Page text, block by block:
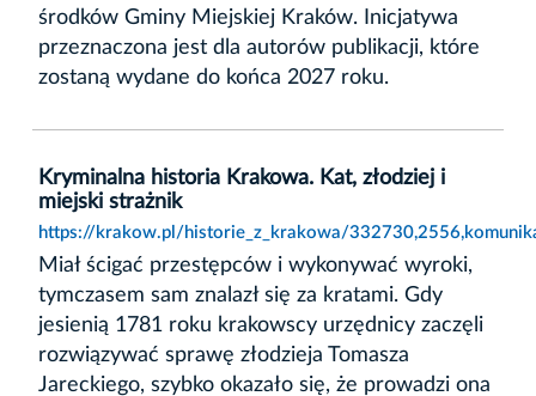
środków Gminy Miejskiej Kraków. Inicjatywa
przeznaczona jest dla autorów publikacji, które
zostaną wydane do końca 2027 roku.
Kryminalna historia Krakowa. Kat, złodziej i
miejski strażnik
https://krakow.pl/historie_z_krakowa/
Miał ścigać przestępców i wykonywać wyroki,
tymczasem sam znalazł się za kratami. Gdy
jesienią 1781 roku krakowscy urzędnicy zaczęli
rozwiązywać sprawę złodzieja Tomasza
Jareckiego, szybko okazało się, że prowadzi ona